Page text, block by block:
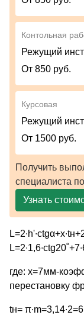
Контольная
Режущий
От 850 руб.
Курсовая
Режущий
От 1500 руб.
Получить
специалиста
Узнать
где: х=7мм-
перестановку
tн=